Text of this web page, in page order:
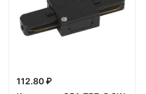
112.80 ₽